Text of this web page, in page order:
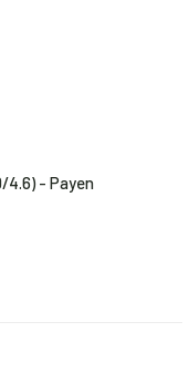
4.6) - Payen